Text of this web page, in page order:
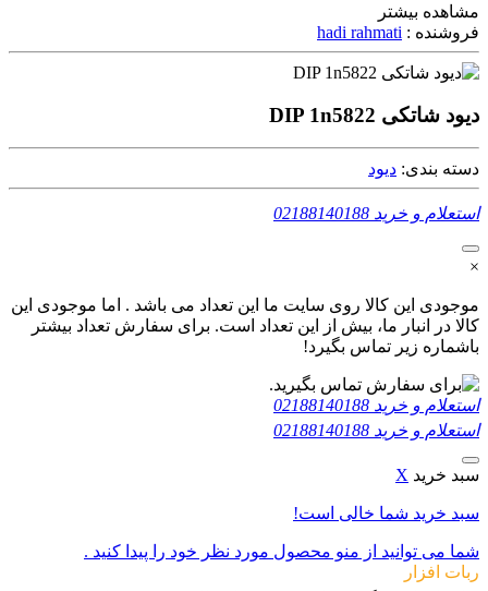
مشاهده بیشتر
فروشنده : hadi rahmati
دیود شاتکی DIP 1n5822
دسته بندی: دیود
استعلام و خرید 02188140188
×
موجودی این کالا روی سایت ما این تعداد می باشد . اما موجودی این
کالا در انبار ما، بیش از این تعداد است. برای سفارش تعداد بیشتر
باشماره زیر تماس بگیرد!
استعلام و خرید 02188140188
استعلام و خرید 02188140188
سبد خرید X
سبد خرید شما خالی است!
شما می توانید از منو محصول مورد نظر خود را پیدا کنید .
ربات افزار